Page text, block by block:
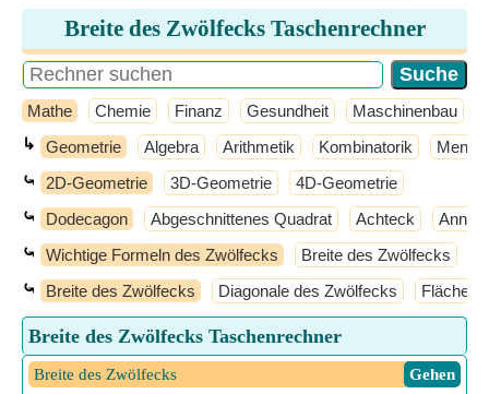
Breite des Zwölfecks Taschenrechner
Mathe Chemie Finanz Gesundheit Maschinenbau
↳ Geometrie Algebra Arithmetik Kombinatorik
⤿ 2D-Geometrie 3D-Geometrie 4D-Geometrie
⤿ Dodecagon Abgeschnittenes Quadrat Achteck
⤿ Wichtige Formeln des Zwölfecks Breite des Zwölfecks
⤿ Breite des Zwölfecks Diagonale des Zwölfecks Fläche
Breite des Zwölfecks Taschenrechner
Breite des Zwölfecks ​ Gehen